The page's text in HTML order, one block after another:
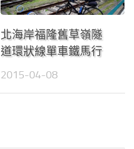
北海岸福隆舊草嶺隧
道環狀線單車鐵馬行
2015-04-08